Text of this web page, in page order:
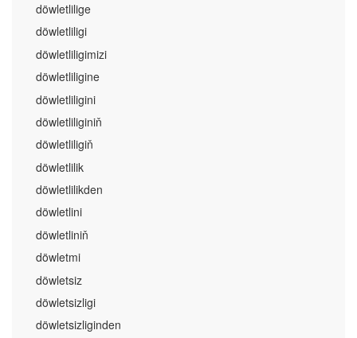
döwletlilige
döwletliligi
döwletliligimizi
döwletliligine
döwletliligini
döwletliliginiň
döwletliligiň
döwletlilik
döwletlilikden
döwletlini
döwletliniň
döwletmi
döwletsiz
döwletsizligi
döwletsizliginden